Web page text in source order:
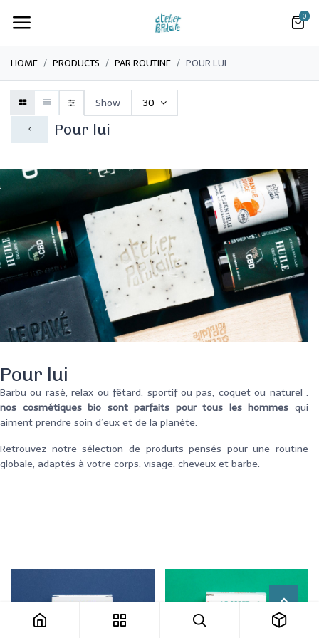
0
HOME PRODUCTS PAR ROUTINE POUR LUI
Pour lui
Show 30
Pour lui
Barbu ou rasé, relax ou fêtard, sportif ou pas, coquet ou naturel :
nos cosmétiques bio sont parfaits pour tous les hommes qui
aiment prendre soin d’eux et de la planète.
Retrouvez notre sélection de produits pensés pour une routine
globale, adaptés à votre corps, visage, cheveux et barbe.